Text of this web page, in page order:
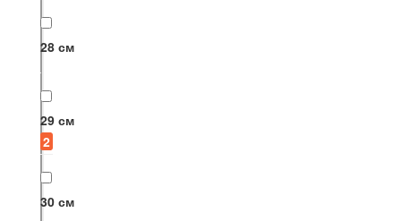
28 см
29 см
2
30 см